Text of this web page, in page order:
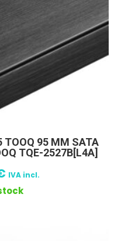
TOOQ 95 MM SATA
TQE-2527B[L4A]
IVA incl.